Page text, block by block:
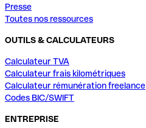
Presse
Toutes nos ressources
OUTILS & CALCULATEURS
Calculateur TVA
Calculateur frais kilométriques
Calculateur rémunération freelance
Codes BIC/SWIFT
ENTREPRISE